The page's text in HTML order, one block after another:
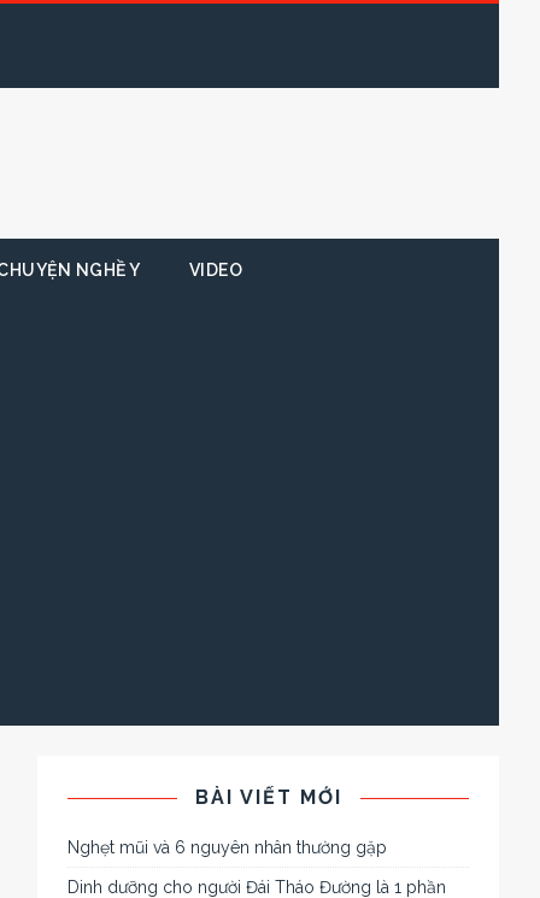
NGHỀ Y VIDEO
BÀI VIẾT MỚI
Nghẹt mũi và 6 nguyên nhân thường gặp
Dinh dưỡng cho người Đái Tháo Đường là 1 phần